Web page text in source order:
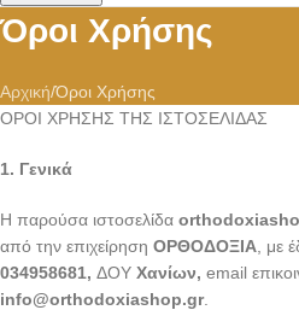
Όροι Χρήσης
Αρχική Όροι Χρήσης
ΟΡΟΙ ΧΡΗΣΗΣ ΤΗΣ ΙΣΤΟΣΕΛΙΔΑΣ
1. Γενικά
Η παρούσα ιστοσελίδα
από την επιχείρηση ΟΡΘΟΔΟΞΙΑ , με
034958681, ΔΟΥ Χανίων, email
info@orthodoxiashop.gr.